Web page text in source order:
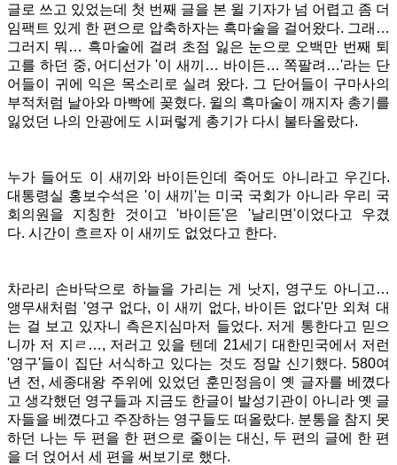
글로 쓰고 있었는데 첫 번째 글을 본 윌 기자가 넘 어렵고 좀 더
임팩트 있게 한 편으로 압축하자는 흑마술을 걸어왔다. 그래…
그러지 뭐… 흑마술에 걸려 초점 잃은 눈으로 오백만 번째 퇴
고를 하던 중, 어디선가 '이 새끼… 바이든… 쪽팔려…'라는 단
어들이 귀에 익은 목소리로 실려 왔다. 그 단어들이 구마사의
부적처럼 날아와 마빡에 꽂혔다. 윌의 흑마술이 깨지자 총기를
잃었던 나의 안광에도 시퍼렇게 총기가 다시 불타올랐다.
누가 들어도 이 새끼와 바이든인데 죽어도 아니라고 우긴다.
대통령실 홍보수석은 '이 새끼'는 미국 국회가 아니라 우리 국
회의원을 지칭한 것이고 '바이든'은 '날리면'이었다고 우겼
다. 시간이 흐르자 이 새끼도 없었다고 한다.
차라리 손바닥으로 하늘을 가리는 게 낫지, 영구도 아니고…
앵무새처럼 '영구 없다, 이 새끼 없다, 바이든 없다'만 외쳐 대
는 걸 보고 있자니 측은지심마저 들었다. 저게 통한다고 믿으
니까 저 지ㄹ…, 저러고 있을 텐데 21세기 대한민국에서 저런
'영구'들이 집단 서식하고 있다는 것도 정말 신기했다. 580여
년 전, 세종대왕 주위에 있었던 훈민정음이 옛 글자를 베꼈다
고 생각했던 영구들과 지금도 한글이 발성기관이 아니라 옛 글
자들을 베꼈다고 주장하는 영구들도 떠올랐다. 분통을 참지 못
하던 나는 두 편을 한 편으로 줄이는 대신, 두 편의 글에 한 편
을 더 얹어서 세 편을 써보기로 했다.